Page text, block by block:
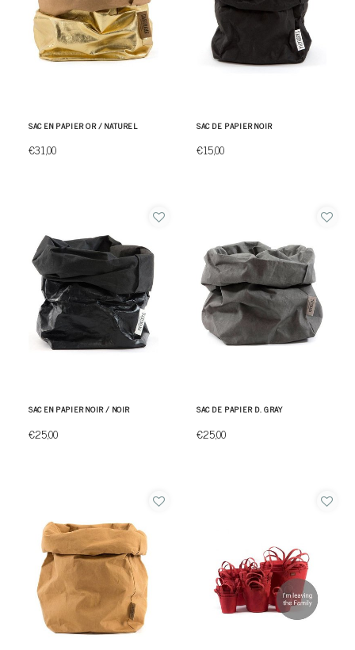
SAC EN PAPIER OR / NATUREL
€31,00
SAC DE PAPIER NOIR
€15,00
SAC EN PAPIER NOIR / NOIR
€25,00
SAC DE PAPIER D. GRAY
€25,00